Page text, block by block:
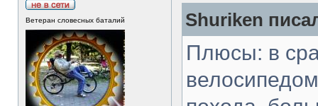
Ветеран словесных баталий Shuriken
Плюсы: в